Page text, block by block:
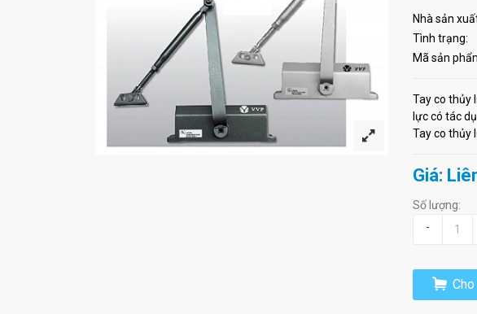
Nhà sản
Tình trạng:
Mã sản
Tay co thủy
lực có tác
Tay co thủy
Giá:
Số lượng:
-